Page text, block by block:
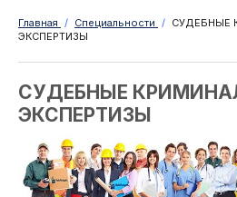
Главная / Специальности / СУДЕБНЫЕ
ЭКСПЕРТИЗЫ
СУДЕБНЫЕ
ЭКСПЕРТИЗЫ